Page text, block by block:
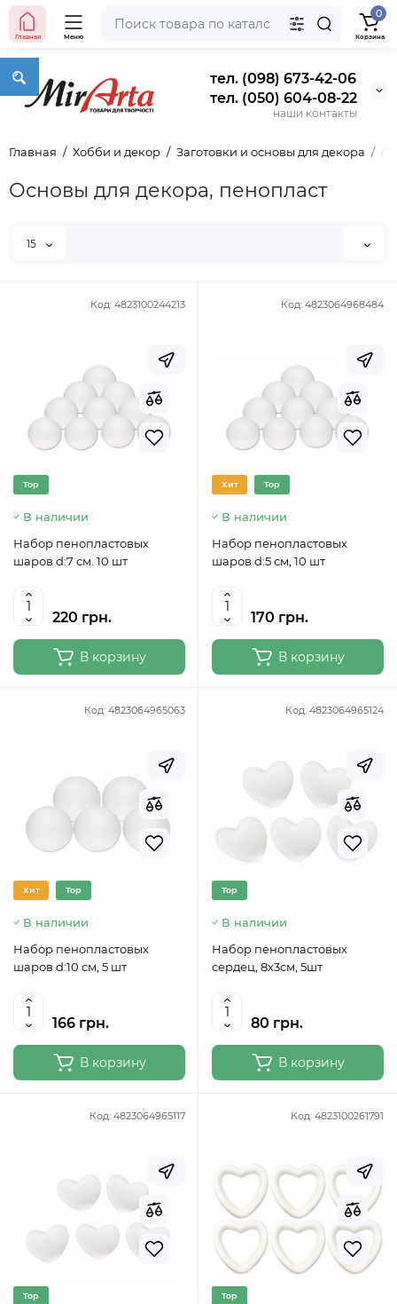
тел. (098) 673-42-06
тел. (050) 604-08-22
наши контакты
Главная Меню
0
Корзина
Главная Хобби и декор Заготовки и основы для декора
Основы для декора, пенопласт
15
Код: 4823100244213
Top
В наличии
Набор пенопластовых
шаров d:7 см. 10 шт
220 грн.
В корзину
Код: 4823064968484
Хит Top
В наличии
Набор пенопластовых
шаров d:5 см, 10 шт
170 грн.
В корзину
Код: 4823064965063
Хит Top
В наличии
Набор пенопластовых
шаров d:10 см, 5 шт
166 грн.
В корзину
Код: 4823064965124
Top
В наличии
Набор пенопластовых
сердец, 8х3см, 5шт
80 грн.
В корзину
Код: 4823064965117
Top
Код: 4823100261791
Top